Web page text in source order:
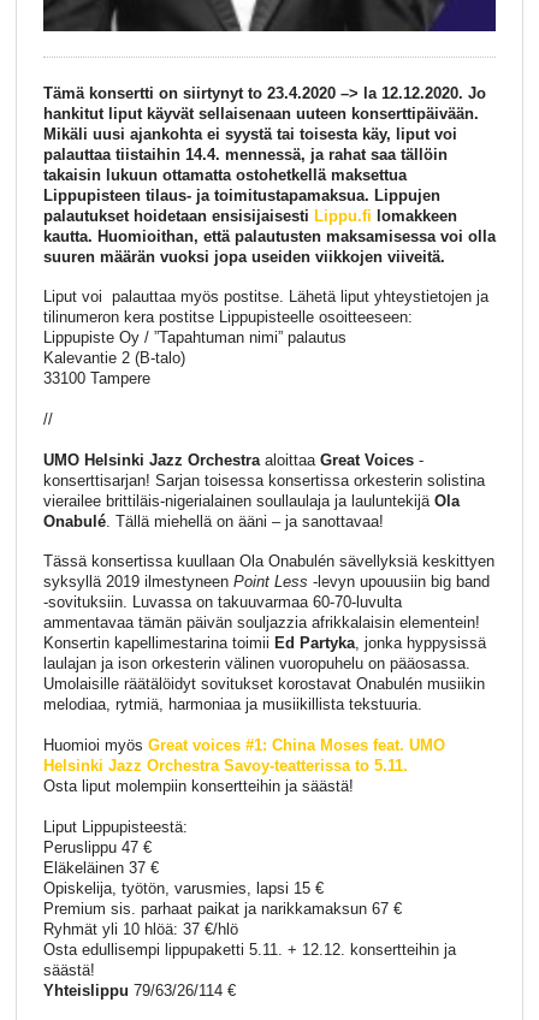
Tämä konsertti on siirtynyt to 23.4.2020 –> la 12.12.2020. Jo
hankitut liput käyvät sellaisenaan uuteen konserttipäivään.
Mikäli uusi ajankohta ei syystä tai toisesta käy, liput voi
palauttaa tiistaihin 14.4. mennessä, ja rahat saa tällöin
takaisin lukuun ottamatta ostohetkellä maksettua
Lippupisteen tilaus- ja toimitustapamaksua. Lippujen
palautukset hoidetaan ensisijaisesti Lippu.fi lomakkeen
kautta. Huomioithan, että palautusten maksamisessa voi olla
suuren määrän vuoksi jopa useiden viikkojen viiveitä.
Liput voi palauttaa myös postitse. Lähetä liput yhteystietojen ja
tilinumeron kera postitse Lippupisteelle osoitteeseen:
Lippupiste Oy / ”Tapahtuman nimi” palautus
Kalevantie 2 (B-talo)
33100 Tampere
//
UMO Helsinki Jazz Orchestraaloittaa Great Voices-
konserttisarjan! Sarjan toisessa konsertissa orkesterin solistina
vierailee brittiläis-nigerialainen soullaulaja ja lauluntekijä Ola
Onabulé. Tällä miehellä on ääni ­– ja sanottavaa!
Tässä konsertissa kuullaan Ola Onabulén sävellyksiä keskittyen
syksyllä 2019 ilmestyneen Point Less -levyn upouusiin big band
-sovituksiin. Luvassa on takuuvarmaa 60-70-luvulta
ammentavaa tämän päivän souljazzia afrikkalaisin elementein!
Konsertin kapellimestarina toimii Ed Partyka, jonka hyppysissä
laulajan ja ison orkesterin välinen vuoropuhelu on pääosassa.
Umolaisille räätälöidyt sovitukset korostavat Onabulén musiikin
melodiaa, rytmiä, harmoniaa ja musiikillista tekstuuria.
Huomioi myös Great voices #1: China Moses feat. UMO
Helsinki Jazz Orchestra Savoy-teatterissa to 5.11.
Osta liput molempiin konsertteihin ja säästä!
Liput Lippupisteestä:
Peruslippu 47 €
Eläkeläinen 37 €
Opiskelija, työtön, varusmies, lapsi 15 €
Premium sis. parhaat paikat ja narikkamaksun 67 €
Ryhmät yli 10 hlöä: 37 €/hlö
Osta edullisempi lippupaketti 5.11. + 12.12. konsertteihin ja
säästä!
Yhteislippu 79/63/26/114 €